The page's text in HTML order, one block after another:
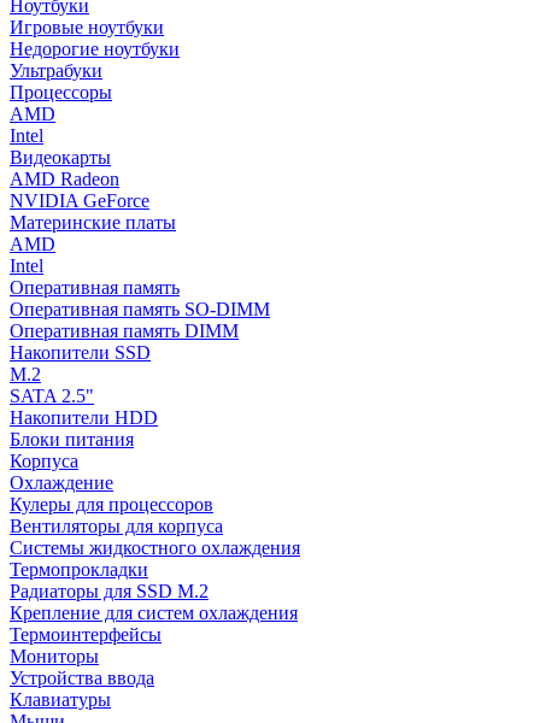
Ноутбуки
Игровые ноутбуки
Недорогие ноутбуки
Ультрабуки
Процессоры
AMD
Intel
Видеокарты
AMD Radeon
NVIDIA GeForce
Материнские платы
AMD
Intel
Оперативная память
Оперативная память SO-DIMM
Оперативная память DIMM
Накопители SSD
M.2
SATA 2.5"
Накопители HDD
Блоки питания
Корпуса
Охлаждение
Кулеры для процессоров
Вентиляторы для корпуса
Системы жидкостного охлаждения
Термопрокладки
Радиаторы для SSD M.2
Крепление для систем охлаждения
Термоинтерфейсы
Мониторы
Устройства ввода
Клавиатуры